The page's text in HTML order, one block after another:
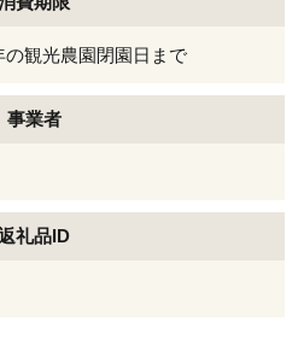
観光農園閉園日まで
事業者
礼品ID